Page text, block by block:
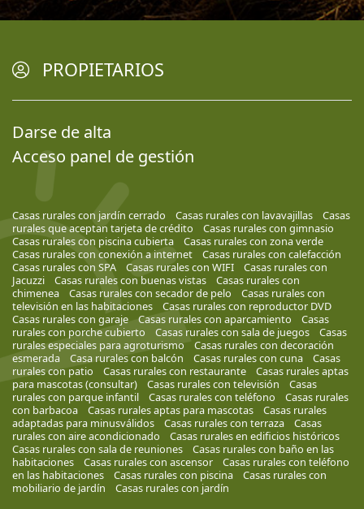
PROPIETARIOS
Darse de alta
Acceso panel de gestión
Casas rurales con jardín cerrado Casas rurales con lavavajillas
Casas
rurales que aceptan tarjeta de crédito
Casas rurales con gimnasio
Casas rurales con piscina cubierta
Casas rurales con zona verde
Casas rurales con conexión a internet
Casas rurales con calefacción
Casas rurales con SPA
Casas rurales con WIFI
Casas rurales con
Jacuzzi
Casas rurales con buenas vistas
Casas rurales con
chimenea
Casas rurales con secador de pelo
Casas rurales con
televisión en las habitaciones
Casas rurales con reproductor DVD
Casas rurales con garaje
Casas rurales con aparcamiento
Casas
rurales con porche cubierto
Casas rurales con sala de juegos
Casas
rurales especiales para agroturismo
Casas rurales con decoración
esmerada
Casa rurales con balcón Casas rurales con cuna
Casas
rurales con patio
Casas rurales con restaurante
Casas rurales aptas
para mascotas (consultar)
Casas rurales con televisión
Casas
rurales con parque infantil
Casas rurales con teléfono
Casas rurales
con barbacoa
Casas rurales aptas para mascotas
Casas rurales
adaptadas para minusválidos
Casas rurales con terraza
Casas
rurales con aire acondicionado
Casas rurales en edificios históricos
Casas rurales con sala de reuniones
Casas rurales con baño en las
habitaciones
Casas rurales con ascensor
Casas rurales con teléfono
en las habitaciones
Casas rurales con piscina
Casas rurales con
mobiliario de jardín
Casas rurales con jardín